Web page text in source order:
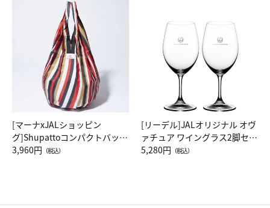
[マーナxJALショッピン
グ]Shupattoコンパクトバッグ
Drop JAL客室乗務員（LC）ス
3,960円 （税込）
[リーデル]JALオリジナル オヴ
ァチュア ワイングラス2脚セッ
ト（レッドワイン）
5,280円 （税込）